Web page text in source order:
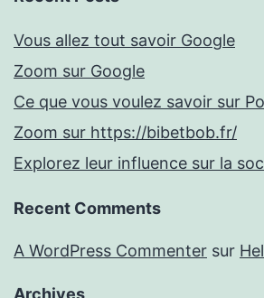
Vous allez tout savoir Google
Zoom sur Google
Ce que vous voulez savoir sur
Zoom sur https://bibetbob.fr/
Explorez leur influence sur la
Recent Comments
A WordPress Commenter sur